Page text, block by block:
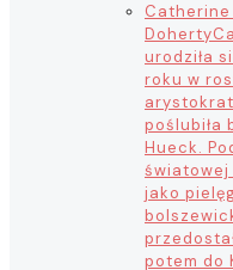
Catherine
Doherty
urodziła
roku w
poślubiła
Hueck.
światowej
jako
potem do